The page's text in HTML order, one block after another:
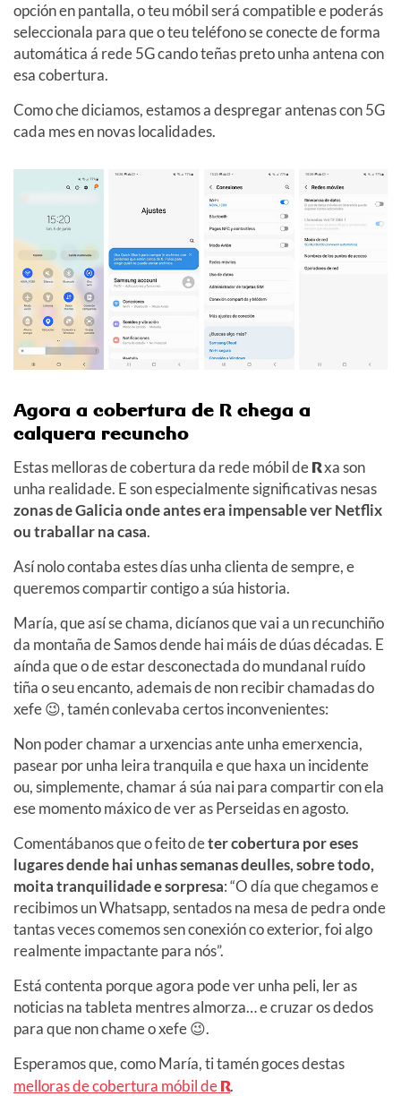
opción en pantalla, o teu móbil será compatible e poderás
seleccionala para que o teu teléfono se conecte de forma
automática á rede 5G cando teñas preto unha antena con
esa cobertura.
Como che diciamos, estamos a despregar antenas con 5G
cada mes en novas localidades.
Agora a cobertura de R chega a
calquera recuncho
Estas melloras de cobertura da rede móbil deRxa son
unha realidade. E son especialmente significativas nesas
zonas de Galicia onde antes era impensable ver Netflix
ou traballar na casa.
Así nolo contaba estes días unha clienta de sempre, e
queremos compartir contigo a súa historia.
María, que así se chama, dicíanos que vai a un recunchiño
da montaña de Samos dende hai máis de dúas décadas. E
aínda que o de estar desconectada do mundanal ruído
tiña o seu encanto, ademais de non recibir chamadas do
xefe 😉, tamén conlevaba certos inconvenientes:
Non poder chamar a urxencias ante unha emerxencia,
pasear por unha leira tranquila e que haxa un incidente
ou, simplemente, chamar á súa nai para compartir con ela
ese momento máxico de ver as Perseidas en agosto.
Comentábanos que o feito deter cobertura por eses
lugares dende hai unhas semanas deulles, sobre todo,
moita tranquilidade e sorpresa: “O día que chegamos e
recibimos un Whatsapp, sentados na mesa de pedra onde
tantas veces comemos sen conexión co exterior, foi algo
realmente impactante para nós”.
Está contenta porque agora pode ver unha peli, ler as
noticias na tableta mentres almorza… e cruzar os dedos
para que non chame o xefe 😉.
Esperamos que, como María, ti tamén goces destas
melloras de cobertura móbil deR.